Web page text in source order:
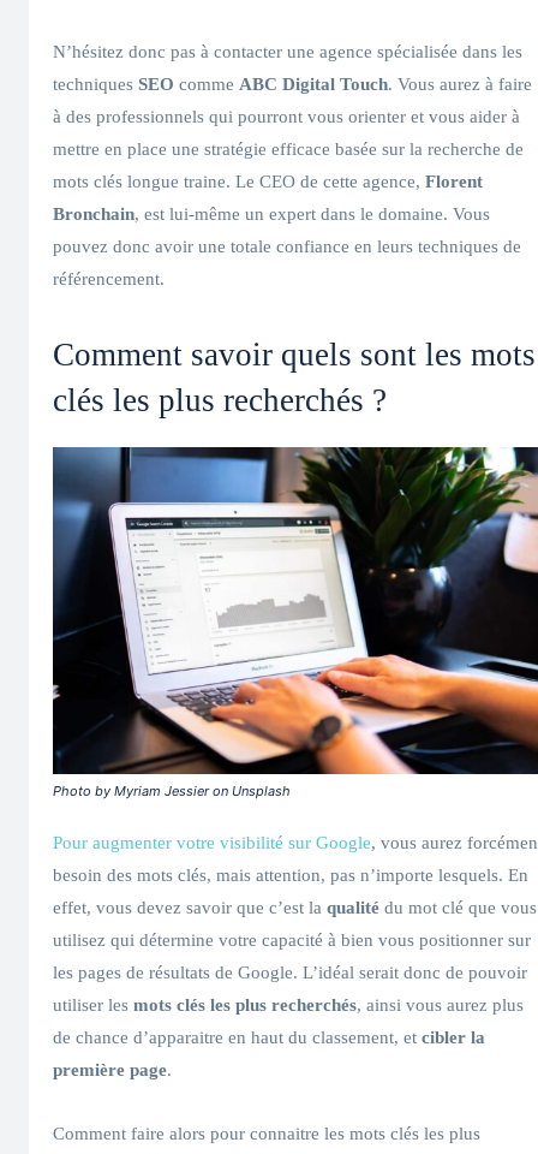
N’hésitez donc pas à contacter une agence spécialisée dans les
techniques SEO comme ABC Digital Touch. Vous aurez à faire
à des professionnels qui pourront vous orienter et vous aider à
mettre en place une stratégie efficace basée sur la recherche de
mots clés longue traine. Le CEO de cette agence, Florent
Bronchain, est lui-même un expert dans le domaine. Vous
pouvez donc avoir une totale confiance en leurs techniques de
référencement.
Comment savoir quels sont les mots
clés les plus recherchés ?
Photo by Myriam Jessier on Unsplash
Pour augmenter votre visibilité sur Google, vous aurez
besoin des mots clés, mais attention, pas n’importe lesquels. En
effet, vous devez savoir que c’est la qualité du mot clé que vous
utilisez qui détermine votre capacité à bien vous positionner sur
les pages de résultats de Google. L’idéal serait donc de pouvoir
utiliser les mots clés les plus recherchés, ainsi vous aurez plus
de chance d’apparaitre en haut du classement, et cibler la
première page.
Comment faire alors pour connaitre les mots clés les plus